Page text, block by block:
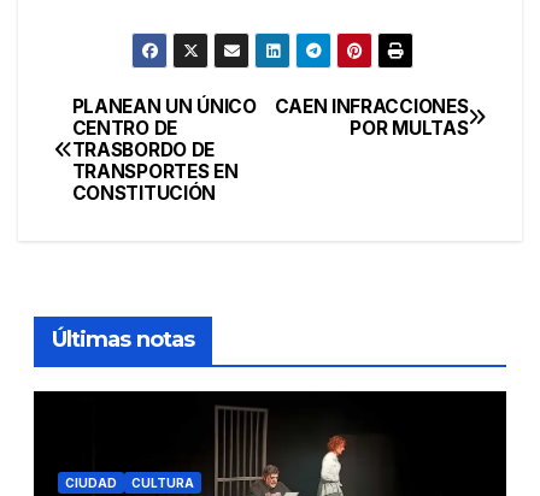
Navegación
de
CAEN INFRACCIONES
POR MULTAS
PLANEAN UN ÚNICO
CENTRO DE
TRASBORDO DE
TRANSPORTES EN
CONSTITUCIÓN
Últimas notas
CIUDAD CULTURA